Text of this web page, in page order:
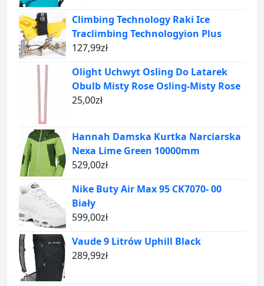
Climbing Technology Raki Ice
Traclimbing Technologyion Plus
127,99zł
Olight Uchwyt Osling Do Latarek
Obulb Misty Rose Osling-Misty Rose
25,00zł
Hannah Damska Kurtka Narciarska
Nexa Lime Green 10000mm
529,00zł
Nike Buty Air Max 95 CK7070- 00
Biały
599,00zł
Vaude 9 Litrów Uphill Black
289,99zł